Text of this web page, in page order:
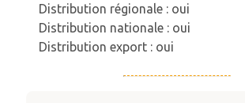
Distribution régionale : oui
Distribution nationale : oui
Distribution export : oui